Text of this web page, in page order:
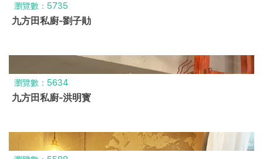
瀏覽數：5735
九方田私廚-劉子勛
瀏覽數：5634
九方田私廚-洪明寳